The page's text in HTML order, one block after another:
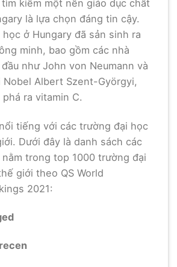
kiếm một nền giáo dục chất
là lựa chọn đáng tin cậy.
ở Hungary đã sản sinh ra
minh, bao gồm các nhà
như John von Neumann và
Nobel Albert Szent-Györgyi,
ra vitamin C.
tiếng với các trường đại học
Dưới đây là danh sách các
trong top 1000 trường đại
giới theo QS World
2021: